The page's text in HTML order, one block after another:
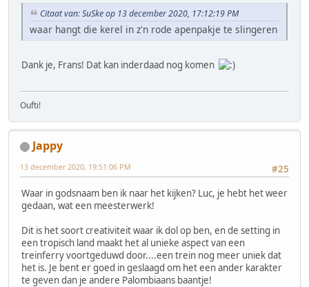
Citaat van: SuSke op 13 december 2020, 17:12:19 PM
waar hangt die kerel in z'n rode apenpakje te slingeren
Dank je, Frans! Dat kan inderdaad nog komen
Oufti!
Jappy
#25
13 december 2020, 19:51:06 PM
Waar in godsnaam ben ik naar het kijken? Luc, je hebt het weer
gedaan, wat een meesterwerk!
Dit is het soort creativiteit waar ik dol op ben, en de setting in
een tropisch land maakt het al unieke aspect van een
treinferry voortgeduwd door....een trein nog meer uniek dat
het is. Je bent er goed in geslaagd om het een ander karakter
te geven dan je andere Palombiaans baantje!